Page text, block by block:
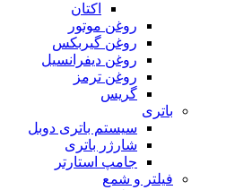
اکتان
روغن موتور
روغن گیربکس
روغن دیفرانسیل
روغن ترمز
گریس
باتری
سیستم باتری دوبل
شارژر باتری
جامپ استارتر
فیلتر و شمع